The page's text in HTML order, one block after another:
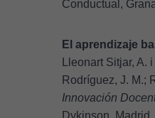
Conductual,
El aprendizaje
Lleonart Sitjar,
Rodríguez, J. M.;
Innovación
Dykinson, Madrid.